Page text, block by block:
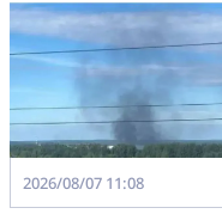
2026/08/07 11:08